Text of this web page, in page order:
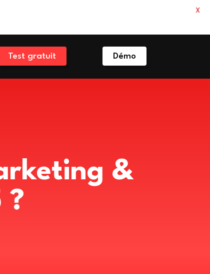
Test gratuit Démo
&
?
X